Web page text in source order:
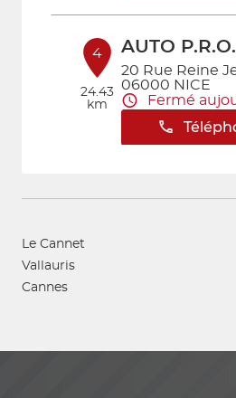
4
24.43
km
AUTO
20 Rue Reine
06000 NICE
Fermé
Le Cannet
Vallauris
Cannes